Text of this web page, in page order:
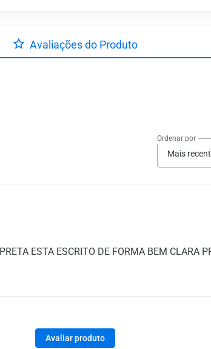
Avaliações do Produto
Ordenar por
Mais
ESTA ESCRITO DE FORMA BEM CLARA
Avaliar produto